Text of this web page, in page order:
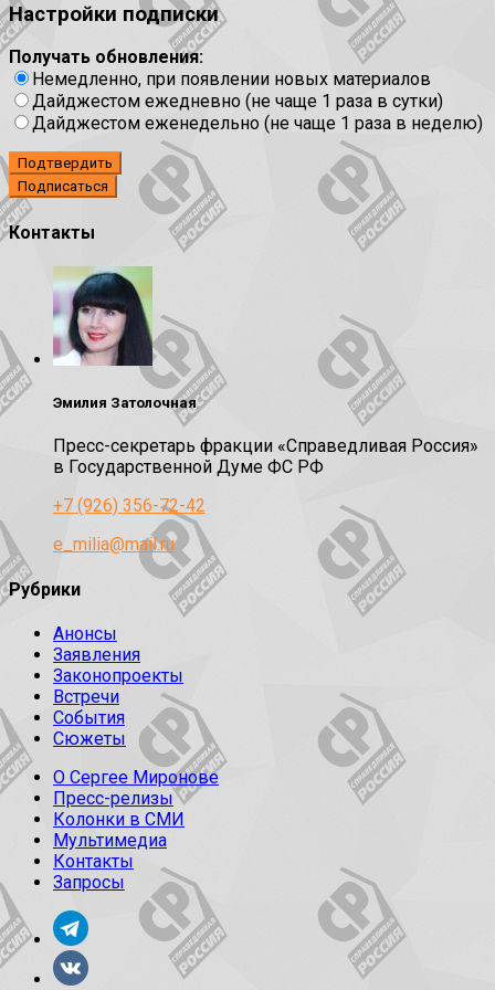
Настройки подписки
Получать обновления:
Немедленно, при появлении новых материалов
Дайджестом ежедневно (не чаще 1 раза в сутки)
Дайджестом еженедельно (не чаще 1 раза в неделю)
Подтвердить
Контакты
Эмилия Затолочная
Пресс-секретарь фракции «Справедливая Россия»
в Государственной Думе ФС РФ
+7 (926) 356-72-42
e_milia@mail.ru
Рубрики
Анонсы
Заявления
Законопроекты
Встречи
События
Сюжеты
О Сергее Миронове
Пресс-релизы
Колонки в СМИ
Мультимедиа
Контакты
Запросы